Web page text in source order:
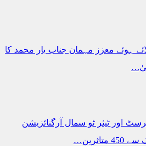
ہوئے معزز مہمان جناب یار محمد کا
اور ٹیئر ٹو سمال آرگنائزیشن